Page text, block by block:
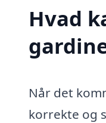
Hvad
Når det
korrekte og